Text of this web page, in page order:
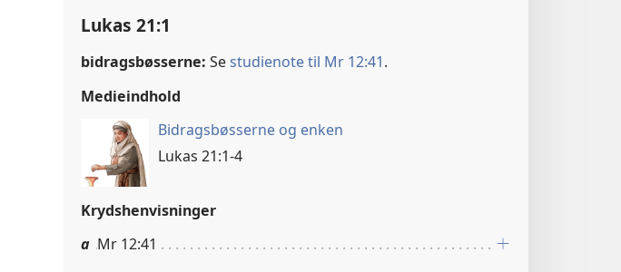
Lukas 21:1
bidragsbøsserne: Sestudienote til Mr 12:41.
Medieindhold
Bidragsbøsserne og enken
Lukas 21:1-4
Krydshenvisninger
a Mr 12:41